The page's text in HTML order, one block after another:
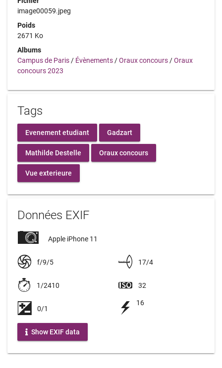
image00059.jpeg
Poids
2671 Ko
Albums
Campus de Paris / Évènements /Oraux concours /Oraux
concours 2023
Tags
Evenement etudiant Gadzart
Mathilde Destelle Oraux concours
Vue exterieure
Données EXIF
Apple iPhone 11
f/9/5 17/4
1/2410 32
0/1
16
Show EXIF data